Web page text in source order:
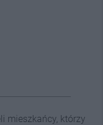
mieszkańcy, którzy